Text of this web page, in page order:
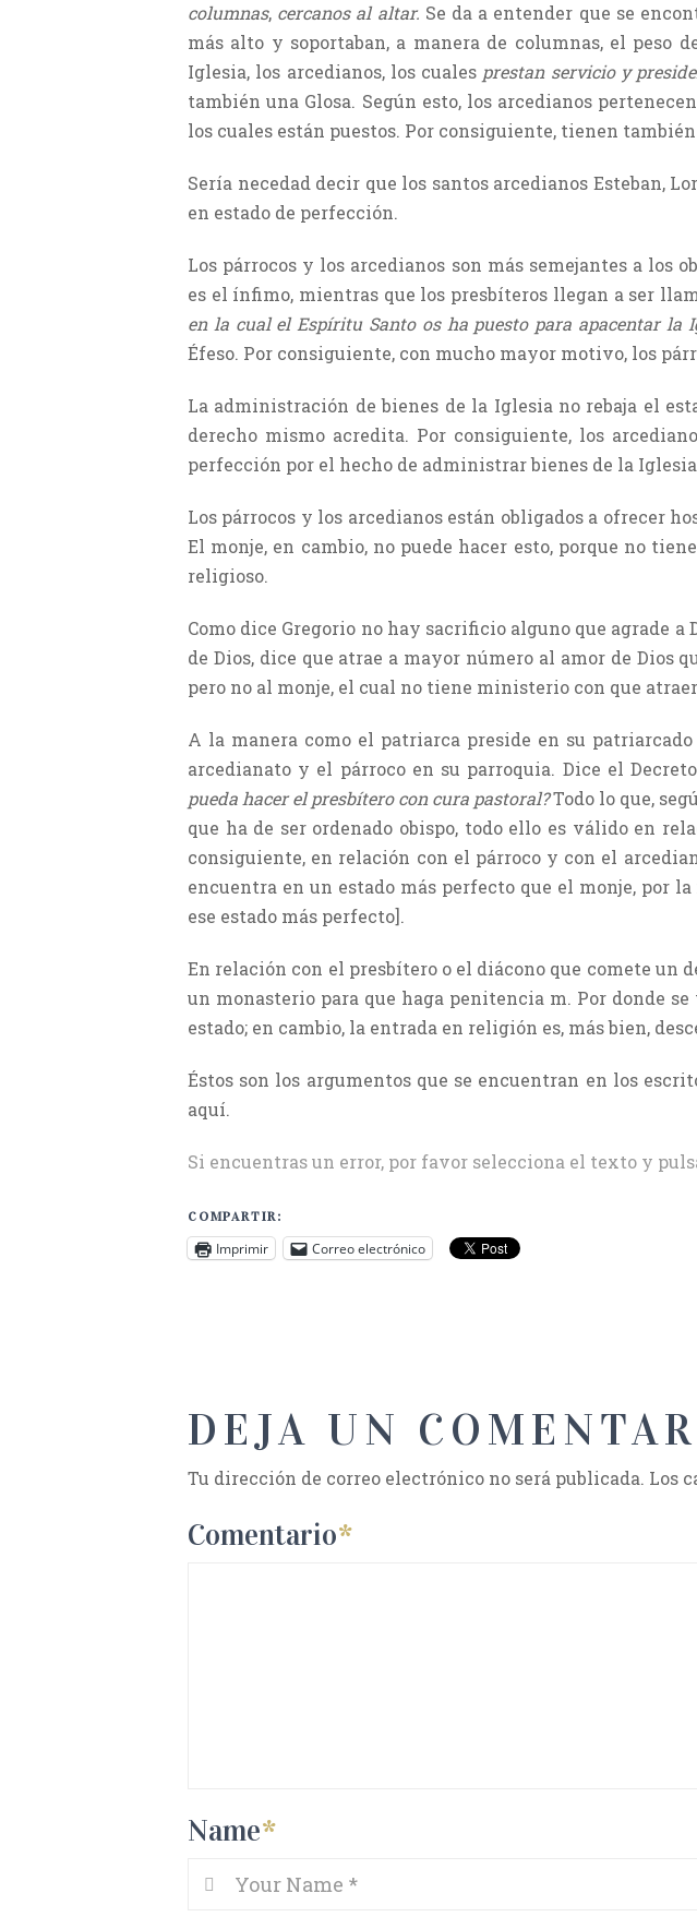
columnas, cercanos al altar. Se da a entender que se
más alto y soportaban, a manera de columnas, el peso
Iglesia, los arcedianos, los cuales prestan servicio y
también una Glosa. Según esto, los arcedianos
los cuales están puestos. Por consiguiente, tienen
Sería necedad decir que los santos arcedianos Esteban,
en estado de perfección.
Los párrocos y los arcedianos son más semejantes a los
es el ínfimo, mientras que los presbíteros llegan a ser
en la cual el Espíritu Santo os ha puesto para apacentar la
Éfeso. Por consiguiente, con mucho mayor motivo, los
La administración de bienes de la Iglesia no rebaja el
derecho mismo acredita. Por consiguiente, los
perfección por el hecho de administrar bienes de la
Los párrocos y los arcedianos están obligados a ofrecer
El monje, en cambio, no puede hacer esto, porque no
religioso.
Como dice Gregorio no hay sacrificio alguno que agrade
de Dios, dice que atrae a mayor número al amor de Dios
pero no al monje, el cual no tiene ministerio con que
A la manera como el patriarca preside en su
arcedianato y el párroco en su parroquia. Dice el
pueda hacer el presbítero con cura pastoral?Todo lo que,
que ha de ser ordenado obispo, todo ello es válido en
consiguiente, en relación con el párroco y con el
encuentra en un estado más perfecto que el monje, por
ese estado más perfecto].
En relación con el presbítero o el diácono que comete un
un monasterio para que haga penitencia m. Por donde
estado; en cambio, la entrada en religión es, más bien,
Éstos son los argumentos que se encuentran en los
aquí.
Si encuentras un error, por favor selecciona el texto y
COMPARTIR:
Imprimir Correo electrónico
DEJA UN
Tu dirección de correo electrónico no será publicada. Los
Comentario*
Name*